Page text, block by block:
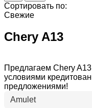
Сортировать по:
Свежие
Chery A13
Предлагаем Chery
условиями
предложениями!
Amulet